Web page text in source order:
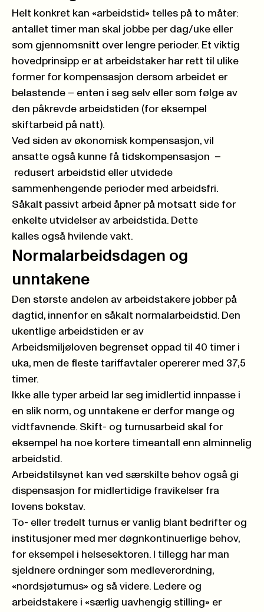
Helt konkret kan «arbeidstid» telles på to måter:
antallet timer man skal jobbe per dag/uke eller
som gjennomsnitt over lengre perioder. Et viktig
hovedprinsipp er at arbeidstaker har rett til ulike
former for kompensasjon dersom arbeidet er
belastende – enten i seg selv eller som følge av
den påkrevde arbeidstiden (for eksempel
skiftarbeid på natt).
Ved siden av økonomisk kompensasjon, vil
ansatte også kunne få tidskompensasjon –
redusert arbeidstid eller utvidede
sammenhengende perioder med arbeidsfri.
Såkalt passivt arbeid åpner på motsatt side for
enkelte utvidelser av arbeidstida. Dette
kalles også hvilende vakt.
Normalarbeidsdagen og
unntakene
Den største andelen av arbeidstakere jobber på
dagtid, innenfor en såkalt normalarbeidstid. Den
ukentlige arbeidstiden er av
Arbeidsmiljøloven begrenset oppad til 40 timer i
uka, men de fleste tariffavtaleropererer med 37,5
timer.
Ikke alle typer arbeid lar seg imidlertid innpasse i
en slik norm, og unntakene er derfor mange og
vidtfavnende. Skift- og turnusarbeid skal for
eksempel ha noe kortere timeantall enn alminnelig
arbeidstid.
Arbeidstilsynet kan ved særskilte behov også gi
dispensasjon for midlertidige fravikelser fra
lovens bokstav.
To- eller tredelt turnus er vanlig blant bedrifter og
institusjoner med mer døgnkontinuerlige behov,
for eksempel i helsesektoren. I tillegg har man
sjeldnere ordninger som medleverordning,
«nordsjøturnus» og så videre. Ledere og
arbeidstakere i «særlig uavhengig stilling» er